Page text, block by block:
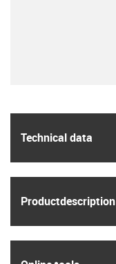
Technical data
Product­description